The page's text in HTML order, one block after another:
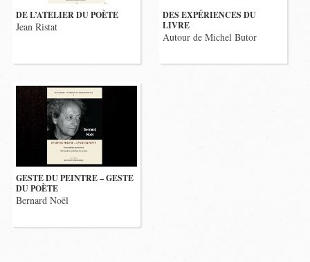
DE L’ATELIER DU POÈTE
Jean Ristat
DES EXPÉRIENCES DU
LIVRE
Autour de Michel Butor
GESTE DU PEINTRE – GESTE
DU POÈTE
Bernard Noël